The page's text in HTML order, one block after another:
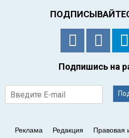
Подпишись на
Реклама Редакция Правовая